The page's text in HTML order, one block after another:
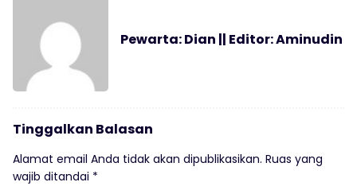
Pewarta: Dian || Editor: Aminudin
Tinggalkan Balasan
Alamat email Anda tidak akan dipublikasikan. Ruas yang
wajib ditandai *